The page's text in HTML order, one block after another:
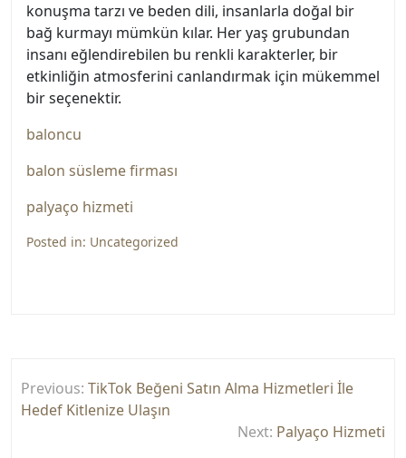
konuşma tarzı ve beden dili, insanlarla doğal bir
bağ kurmayı mümkün kılar. Her yaş grubundan
insanı eğlendirebilen bu renkli karakterler, bir
etkinliğin atmosferini canlandırmak için mükemmel
bir seçenektir.
baloncu
balon süsleme firması
palyaço hizmeti
Posted in: Uncategorized
gezinmesi
Previous: TikTok Beğeni Satın Alma Hizmetleri İle
Hedef Kitlenize Ulaşın
Next: Palyaço Hizmeti